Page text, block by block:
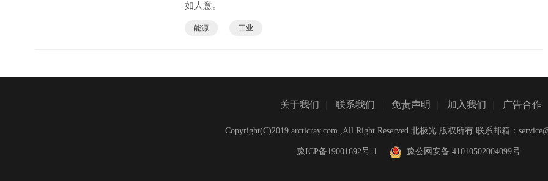
如人意。
能源 工业
关于我们 联系我们 免责声明 加入我们 广告合作
Copyright(C)2019 arcticray.com ,All Right Reserved 北极光 版权所有 联系邮箱：
豫ICP备19001692号-1 豫公网安备 41010502004099号